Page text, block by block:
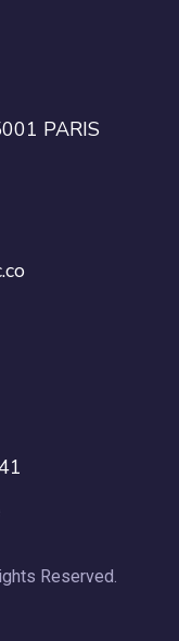
PARIS
Reserved.